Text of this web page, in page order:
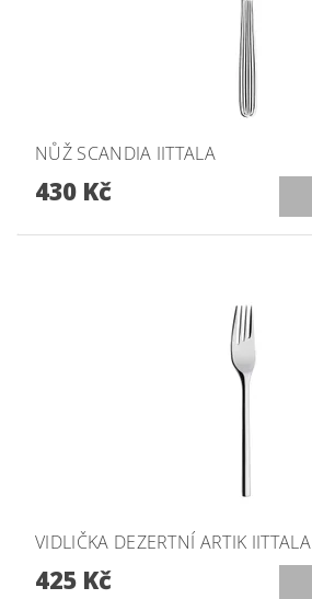
NŮŽ SCANDIA IITTALA
430 Kč
VIDLIČKA DEZERTNÍ ARTIK IITTALA
425 Kč